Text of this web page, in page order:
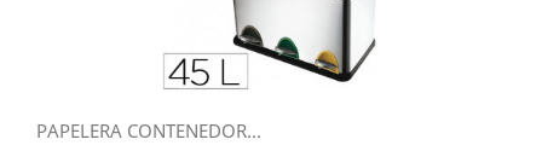
PAPELERA CONTENEDOR...